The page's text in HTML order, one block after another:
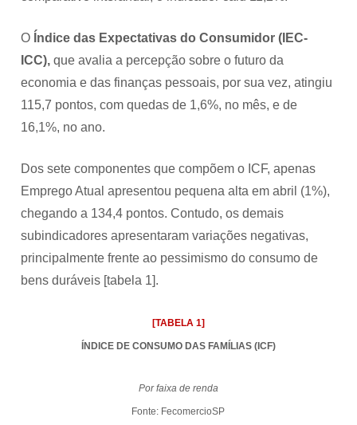
O Índice das Expectativas do Consumidor (IEC-
ICC),que avalia a percepção sobre o futuro da
economia e das finanças pessoais, por sua vez, atingiu
115,7 pontos, com quedas de 1,6%, no mês, e de
16,1%, no ano.
Dos sete componentes que compõem o ICF, apenas
Emprego Atual apresentou pequena alta em abril (1%),
chegando a 134,4 pontos. Contudo, os demais
subindicadores apresentaram variações negativas,
principalmente frente ao pessimismo do consumo de
bens duráveis [tabela 1].
[TABELA 1]
ÍNDICE DE CONSUMO DAS FAMÍLIAS (ICF)
Por faixa de renda
Fonte: FecomercioSP